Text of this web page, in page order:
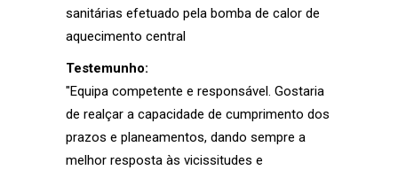
sanitárias efetuado pela bomba de calor de
aquecimento central
Testemunho:
"Equipa competente e responsável. Gostaria
de realçar a capacidade de cumprimento dos
prazos e planeamentos, dando sempre a
melhor resposta às vicissitudes e